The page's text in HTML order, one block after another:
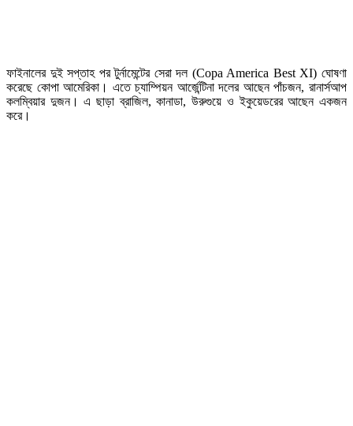
ফাইনালের দুই সপ্তাহ পর টুর্নামেন্টের সেরা দল (Copa America Best XI) ঘোষণা
করেছে কোপা আমেরিকা। এতে চ্যাম্পিয়ন আর্জেন্টিনা দলের আছেন পাঁচজন, রানার্সআপ
কলম্বিয়ার দুজন। এ ছাড়া ব্রাজিল, কানাডা, উরুগুয়ে ও ইকুয়েডরের আছেন একজন
করে।